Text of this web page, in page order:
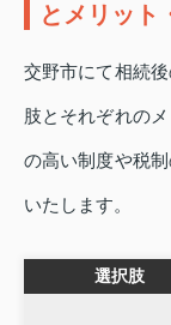
とメリット
交野市にて相続
肢とそれぞれの
の高い制度や税
いたします。
選択肢